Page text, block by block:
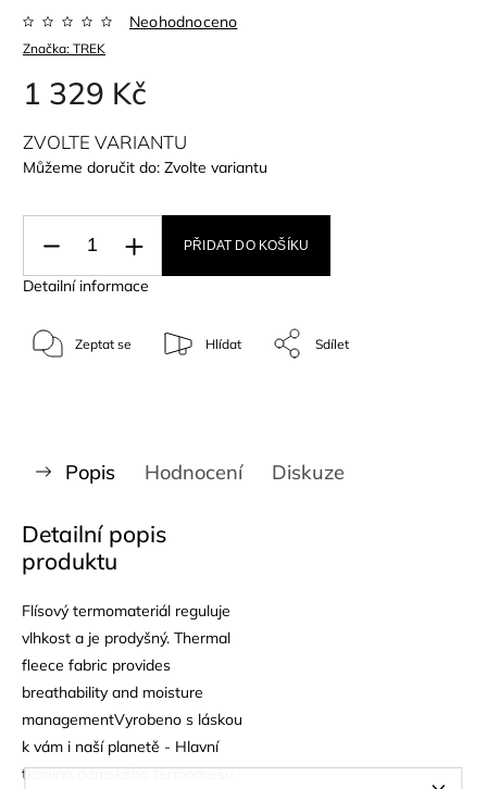
Značka: TREK
Neohodnoceno
1 329 Kč
ZVOLTE VARIANTU
Můžeme doručit do: Zvolte variantu
PŘIDAT DO KOŠÍKU
Detailní informace
Zeptat se Hlídat Sdílet
Popis Hodnocení Diskuze
Detailní popis
produktu
Flísový termomateriál reguluje
vlhkost a je prodyšný. Thermal
fleece fabric provides
breathability and moisture
managementVyrobeno s láskou
k vám i naší planetě - Hlavní
tkanina dámského termodresu